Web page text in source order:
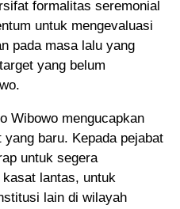
formalitas seremonial
untuk mengevaluasi
pada masa lalu yang
yang belum
Wibowo mengucapkan
baru. Kepada pejabat
untuk segera
lantas, untuk
lain di wilayah